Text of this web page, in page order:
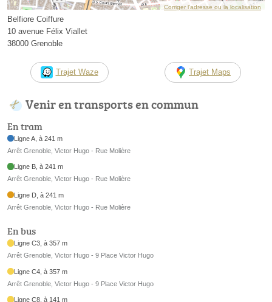
Corriger l’adresse ou la localisation
Belfiore Coiffure
10 avenue Félix Viallet
38000 Grenoble
Trajet Waze Trajet Maps
Venir en transports en commun
En tram
Ligne A, à 241 m
Arrêt Grenoble, Victor Hugo - Rue Molière
Ligne B, à 241 m
Arrêt Grenoble, Victor Hugo - Rue Molière
Ligne D, à 241 m
Arrêt Grenoble, Victor Hugo - Rue Molière
En bus
Ligne C3, à 357 m
Arrêt Grenoble, Victor Hugo - 9 Place Victor Hugo
Ligne C4, à 357 m
Arrêt Grenoble, Victor Hugo - 9 Place Victor Hugo
Ligne C8, à 141 m